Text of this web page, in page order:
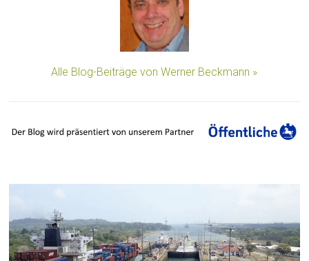
Alle Blog-Beiträge von Werner Beckmann »